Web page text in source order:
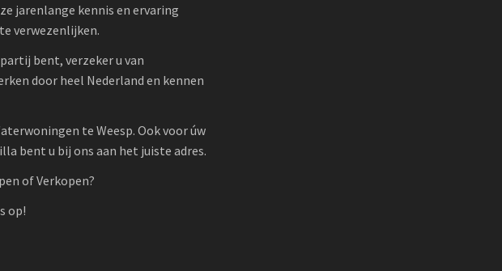
jarenlange kennis en ervaring
verwezenlijken.
bent, verzeker u van
door heel Nederland en kennen
te Weesp. Ook voor úw
bent u bij ons aan het juiste adres.
of Verkopen?
op!